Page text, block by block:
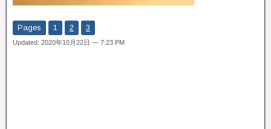
Pages 1 2 3
Updated: 2020年10月22日 — 7:23 PM